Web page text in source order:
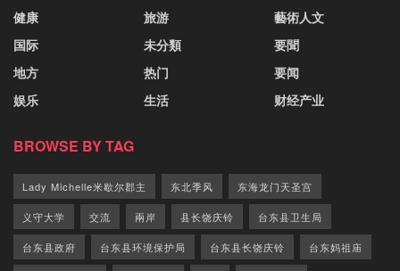
健康
国际
地方
娱乐
旅游
未分類
热门
生活
藝術人文
要聞
要闻
财经产业
BROWSE BY TAG
Lady Michelle米歇尔郡主 东北季风 东海龙门天圣宫
义守大学 交流 兩岸 县长饶庆铃 台东县卫生局
台东县政府 台东县环境保护局 台东县长饶庆铃 台东妈祖庙